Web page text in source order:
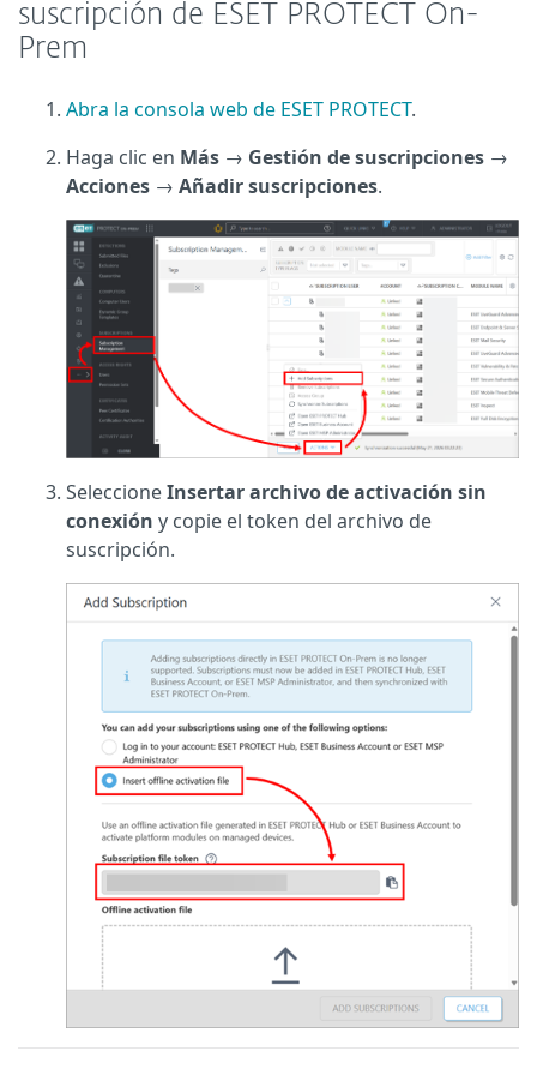
suscripción de ESET PROTECT On-
Prem
Abra la consola web de ESET PROTECT.
Haga clic en Más → Gestión de suscripciones →
Acciones → Añadir suscripciones.
SeleccioneInsertar archivo de activación sin
conexión y copie el token del archivo de
suscripción.